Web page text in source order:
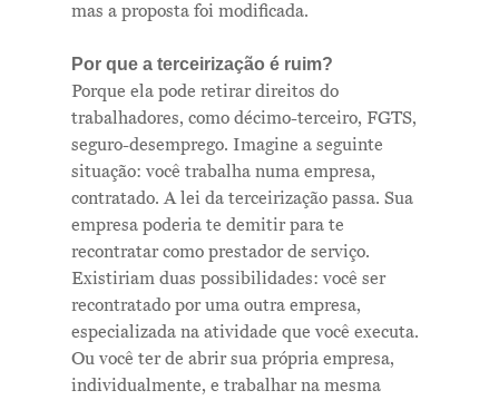
mas a proposta foi modificada.
Por que a terceirização é ruim?
Porque ela pode retirar direitos do
trabalhadores, como décimo-terceiro, FGTS,
seguro-desemprego. Imagine a seguinte
situação: você trabalha numa empresa,
contratado. A lei da terceirização passa. Sua
empresa poderia te demitir para te
recontratar como prestador de serviço.
Existiriam duas possibilidades: você ser
recontratado por uma outra empresa,
especializada na atividade que você executa.
Ou você ter de abrir sua própria empresa,
individualmente, e trabalhar na mesma